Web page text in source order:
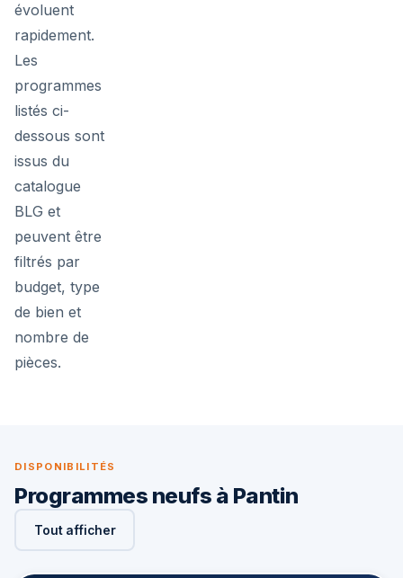
évoluent
rapidement.
Les
programmes
listés ci-
dessous sont
issus du
catalogue
BLG et
peuvent être
filtrés par
budget, type
de bien et
nombre de
pièces.
DISPONIBILITÉS
Programmes neufs à Pantin
Tout afficher